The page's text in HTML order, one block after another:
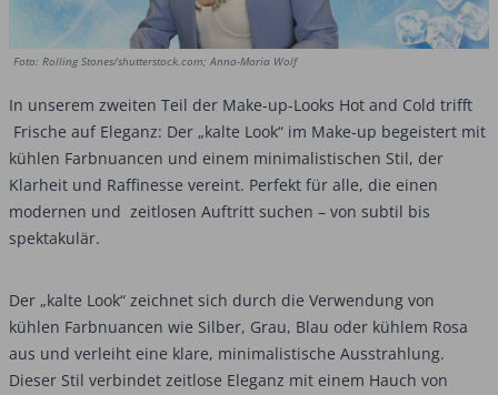
Foto: Rolling Stones/shutterstock.com; Anna-Maria Wolf
In unserem zweiten Teil der Make-up-Looks Hot and Cold trifft
Frische auf Eleganz: Der „kalte Look“ im Make-up begeistert mit
­kühlen Farbnuancen und einem minimalistischen Stil, der
Klarheit und Raffinesse vereint. Perfekt für alle, die einen
modernen und zeitlosen Auftritt suchen – von subtil bis
spektakulär.
Der „kalte Look“ zeichnet sich durch die Verwendung von
kühlen Farbnuancen wie Silber, Grau, Blau oder kühlem Rosa
aus und verleiht eine klare, minimalistische Ausstrahlung.
Dieser Stil verbindet zeitlose Eleganz mit einem Hauch von